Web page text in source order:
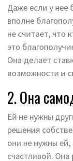
Даже если у нее
вполне
не считает, что
это
Она делает
возможности и
2. Она
Ей не нужны
решения
они не нужны ей,
счастливой.